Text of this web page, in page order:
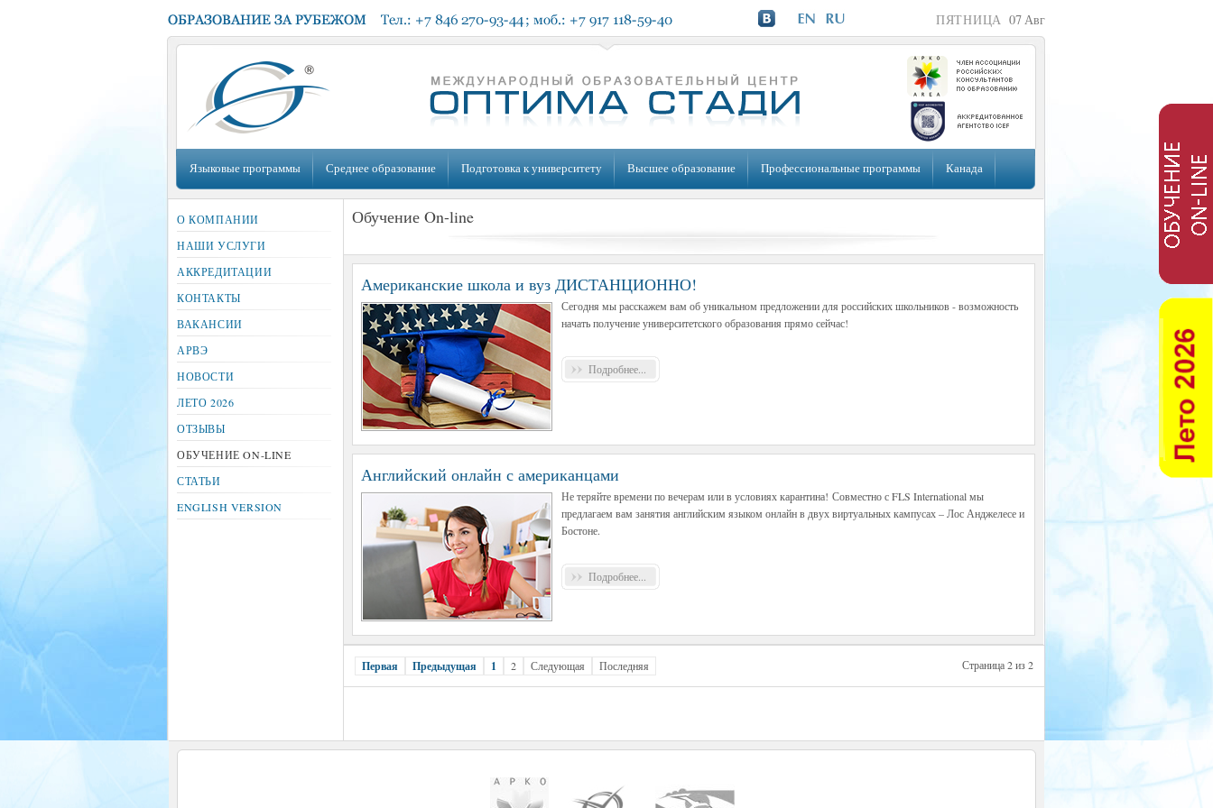
ПЯТНИЦА 07Авг
Языковые программы Среднее образование Подготовка к университету Высшее образование Профессиональные программы Канада
Обучение On-line
Американские школа и вуз ДИСТАНЦИОННО!
Сегодня мы расскажем вам об уникальном предложении для российских школьников - возможность
начать получение университетского образования прямо сейчас!
Подробнее...
Английский онлайн с американцами
Не теряйте времени по вечерам или в условиях карантина! Совместно с FLS International мы
предлагаем вам занятия английским языком онлайн в двух виртуальных кампусах – Лос Анджелесе и
Бостоне.
Подробнее...
Страница 2 из 2
Первая Предыдущая 1 2 Следующая Последняя
О КОМПАНИИ
НАШИ УСЛУГИ
АККРЕДИТАЦИИ
КОНТАКТЫ
ВАКАНСИИ
АРВЭ
НОВОСТИ
ЛЕТО 2026
ОТЗЫВЫ
ОБУЧЕНИЕ ON-LINE
СТАТЬИ
ENGLISH VERSION